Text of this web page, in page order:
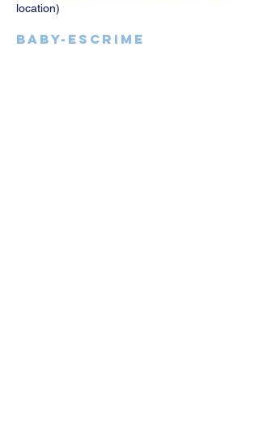
location)
BABY-ESCRIME